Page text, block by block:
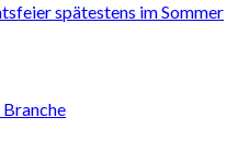
spätestens im Sommer